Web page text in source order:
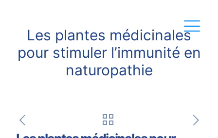
Les plantes médicinales
pour stimuler l’immunité en
naturopathie